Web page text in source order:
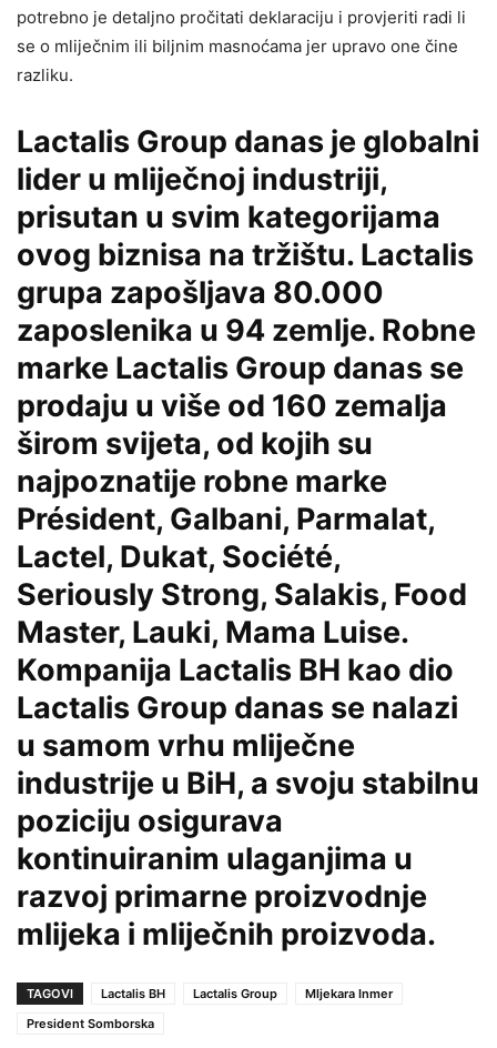
potrebno je detaljno pročitati deklaraciju i provjeriti radi li
se o mliječnim ili biljnim masnoćama jer upravo one čine
razliku.
Lactalis Group danas je globalni
lider u mliječnoj industriji,
prisutan u svim kategorijama
ovog biznisa na tržištu. Lactalis
grupa zapošljava 80.000
zaposlenika u 94 zemlje. Robne
marke Lactalis Group danas se
prodaju u više od 160 zemalja
širom svijeta, od kojih su
najpoznatije robne marke
Président, Galbani, Parmalat,
Lactel, Dukat, Société,
Seriously Strong, Salakis, Food
Master, Lauki, Mama Luise.
Kompanija Lactalis BH kao dio
Lactalis Group danas se nalazi
u samom vrhu mliječne
industrije u BiH, a svoju stabilnu
poziciju osigurava
kontinuiranim ulaganjima u
razvoj primarne proizvodnje
mlijeka i mliječnih proizvoda.
TAGOVI Lactalis BH Lactalis Group
Mljekara Inmer
President Somborska